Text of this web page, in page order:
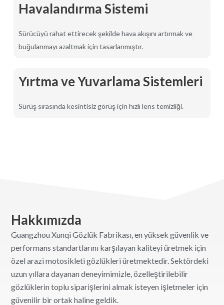
Havalandırma Sistemi
Sürücüyü rahat ettirecek şekilde hava akışını artırmak ve
buğulanmayı azaltmak için tasarlanmıştır.
Yırtma ve Yuvarlama Sistemleri
Sürüş sırasında kesintisiz görüş için hızlı lens temizliği.
Hakkımızda
Guangzhou Xunqi Gözlük Fabrikası, en yüksek güvenlik ve
performans standartlarını karşılayan kaliteyi üretmek için
özel arazi motosikleti gözlükleri üretmektedir. Sektördeki
uzun yıllara dayanan deneyimimizle, özelleştirilebilir
gözlüklerin toplu siparişlerini almak isteyen işletmeler için
güvenilir bir ortak haline geldik.